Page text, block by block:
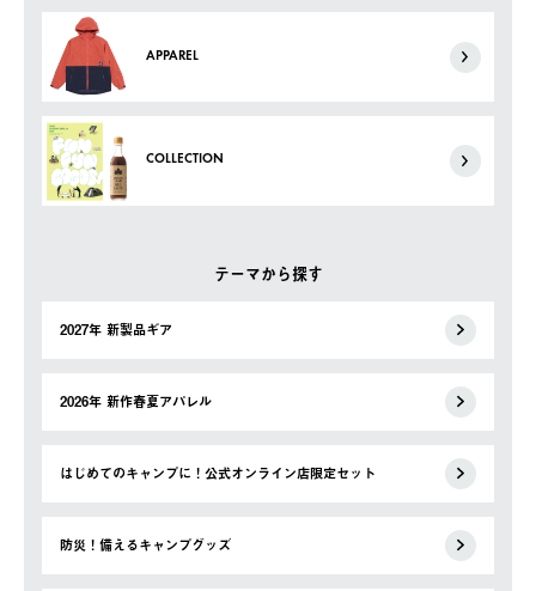
APPAREL
COLLECTION
テーマから探す
2027年 新製品ギア
2026年 新作春夏アパレル
はじめてのキャンプに！公式オンライン店限定セット
防災！備えるキャンプグッズ